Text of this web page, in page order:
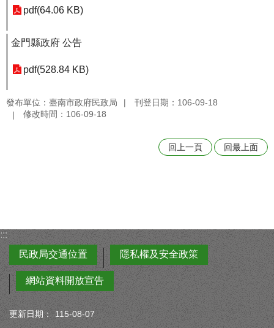
pdf(64.06 KB)
金門縣政府 公告
pdf(528.84 KB)
發布單位：臺南市政府民政局
刊登日期：106-09-18
修改時間：106-09-18
回上一頁 回最上面
:::
民政局交通位置
隱私權及安全政策
網站資料開放宣告
更新日期：
115-08-07